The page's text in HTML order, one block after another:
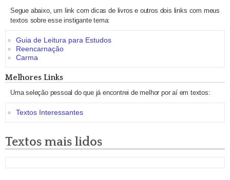
Segue abaixo, um link com dicas de livros e outros dois links com meus
textos sobre esse instigante tema:
Guia de Leitura para Estudos
Reencarnação
Carma
Melhores Links
Uma seleção pessoal do que já encontrei de melhor por aí em textos:
Textos Interessantes
Textos mais lidos